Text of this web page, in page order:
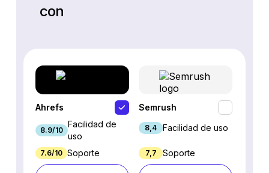
con
Ahrefs
8.9/10
Facilidad de
uso
7.6/10 Soporte
Semrush
8,4 Facilidad de uso
7,7 Soporte